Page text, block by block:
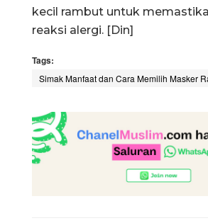
kecil rambut untuk
reaksi alergi. [Din]
Tags:
Simak Manfaat dan Cara Memilih Masker